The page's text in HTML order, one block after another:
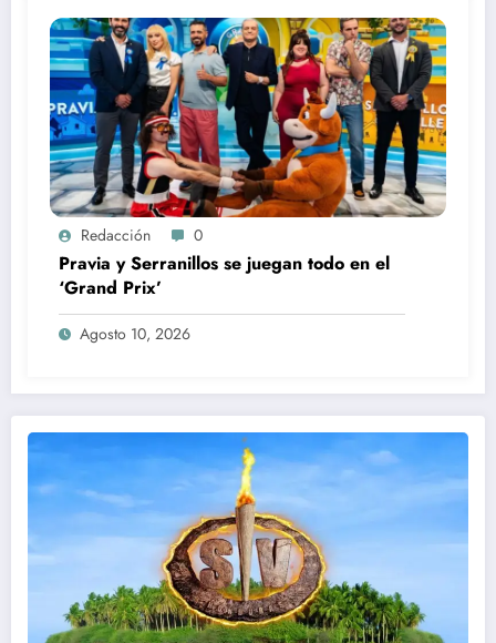
Redacción 0
Pravia y Serranillos se juegan todo en el
‘Grand Prix’
Agosto 10, 2026